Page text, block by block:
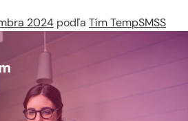
2024 podľa Tím TempSMSS